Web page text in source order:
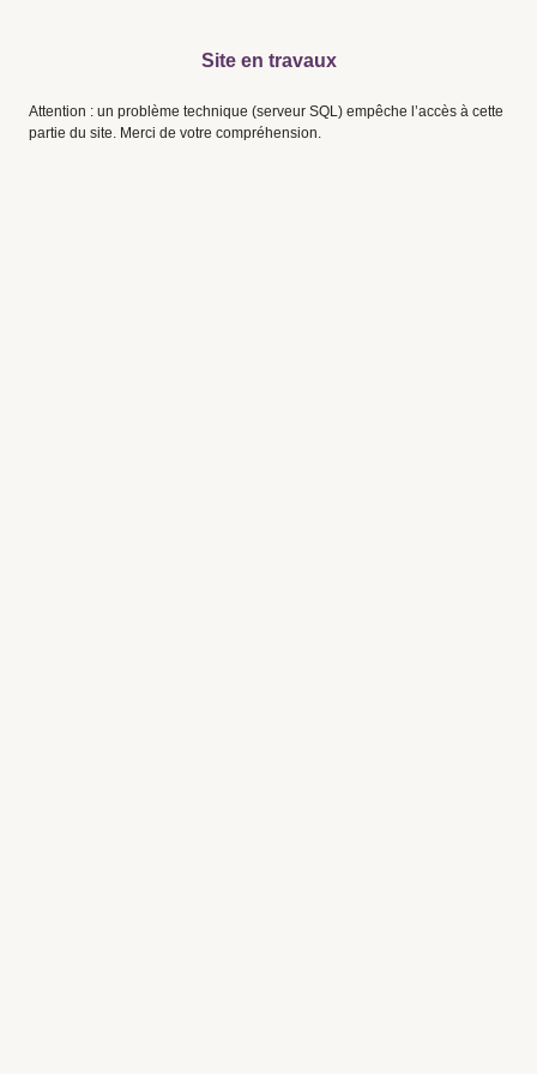
Site en travaux
Attention : un problème technique (serveur SQL) empêche l’accès à cette
partie du site. Merci de votre compréhension.